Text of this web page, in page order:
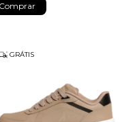
Comprar
GRÁTIS